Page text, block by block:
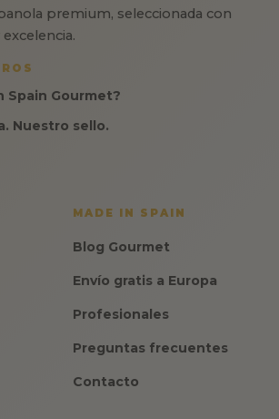
premium, seleccionada con
Spain Gourmet?
Nuestro sello.
MADE IN SPAIN
Blog Gourmet
Envío gratis a Europa
Profesionales
Preguntas frecuentes
Contacto